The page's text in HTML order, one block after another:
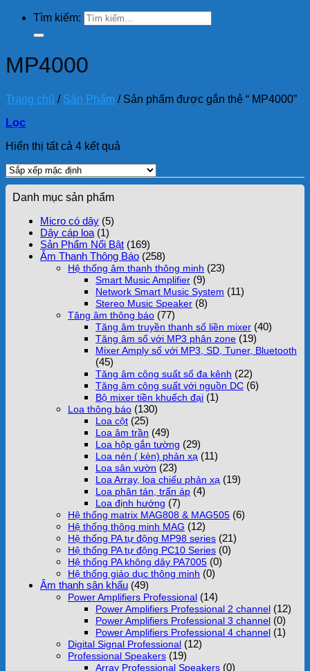
Tìm kiếm:
MP4000
Trang chủ / Sản Phẩm / Sản phẩm được gắn thẻ “ MP4000”
Lọc
Hiển thị tất cả 4 kết quả
Danh mục sản phẩm
Micro có dây (5)
Dây cáp loa (1)
Sản Phẩm Nổi Bật (169)
Âm Thanh Thông Báo (258)
Hệ thống âm thanh thông minh (23)
Smart Music Amplifier (9)
Network Smart Music System (11)
Stereo Music Speaker (8)
Tăng âm thông báo (77)
Tăng âm truyền thanh số liền mixer (40)
Tăng âm số với MP3 phân zone (19)
Mixer Amply số với MP3, SD, Tuner, Bluetooth
(45)
Tăng âm công suất số đa kênh (22)
Tăng âm công suất với nguồn DC (6)
Bộ mixer tiền khuếch đại (1)
Loa thông báo (130)
Loa cột (25)
Loa âm trần (49)
Loa hộp gắn tường (29)
Loa nén ( kèn) phản xạ (11)
Loa sân vườn (23)
Loa Array, loa chiếu phản xạ (19)
Loa phân tán, trấn áp (4)
Loa định hướng (7)
Hệ thống matrix MAG808 & MAG505 (6)
Hệ thống thông minh MAG (12)
Hệ thống PA tự động MP98 series (21)
Hệ thống PA tự động PC10 Series (0)
Hệ thống PA không dây PA7005 (0)
Hệ thống giáo dục thông minh (0)
Âm thanh sân khấu (49)
Power Amplifiers Professional (14)
Power Amplifiers Professional 2 channel (12)
Power Amplifiers Professional 3 channel (0)
Power Amplifiers Professional 4 channel (1)
Digital Signal Professional (12)
Professional Speakers (19)
Array Professional Speakers (0)